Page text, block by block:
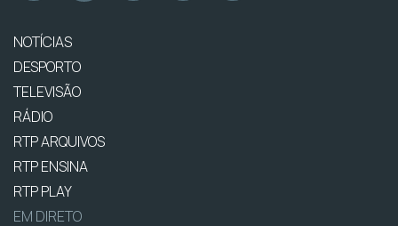
NOTÍCIAS
DESPORTO
TELEVISÃO
RÁDIO
RTP ARQUIVOS
RTP ENSINA
RTP PLAY
EM DIRETO